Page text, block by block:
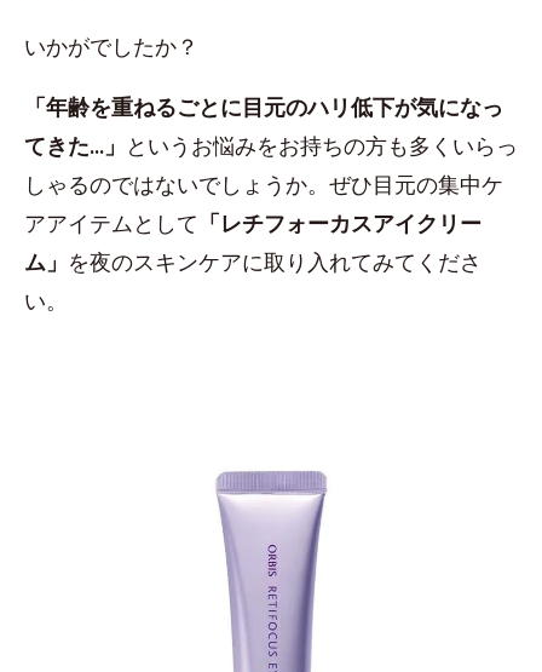
いかがでしたか？
「年齢を重ねるごとに目元のハリ低下が気になっ
てきた...」 というお悩みをお持ちの方も多くいらっ
しゃるのではないでしょうか。ぜひ目元の集中ケ
アアイテムとして 「レチフォーカスアイクリー
ム」 を夜のスキンケアに取り入れてみてくださ
い。